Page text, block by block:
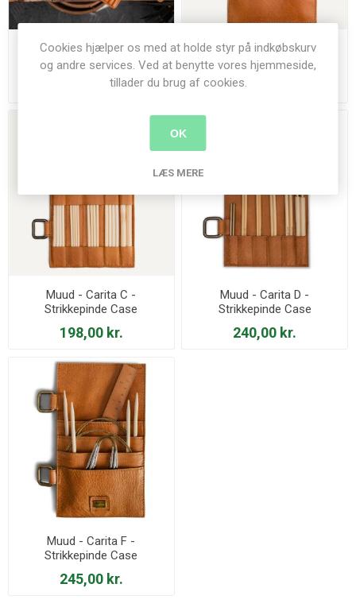
Muud - Carita - Strikkepinde
Case
585,00 kr.
Muud - Carita A -
Strikkepinde Case
228,00 kr.
Muud - Carita C -
Strikkepinde Case
198,00 kr.
Muud - Carita D -
Strikkepinde Case
240,00 kr.
Muud - Carita F -
Strikkepinde Case
245,00 kr.
Cookies hjælper os med at holde styr på indkøbskurv
og andre services. Ved at benytte vores hjemmeside,
tillader du brug af cookies.
OK
LÆS MERE